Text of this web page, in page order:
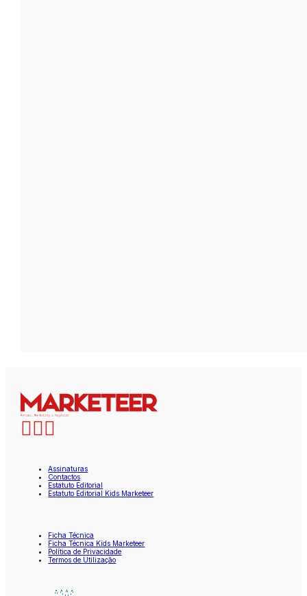
Assinaturas
Contactos
Estatuto Editorial
Estatuto Editorial Kids Marketeer
Ficha Técnica
Ficha Técnica Kids Marketeer
Política de Privacidade
Termos de Utilização